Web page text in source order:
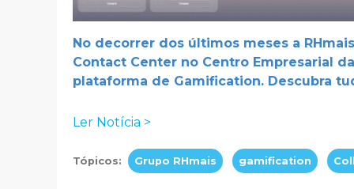
No decorrer dos últimos meses a
Contact Center no Centro Empresarial
plataforma de Gamification. Descubra
Ler Notícia >
Tópicos: Grupo RHmais gamification